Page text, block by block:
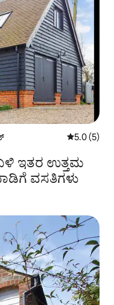
5 ರಲ್ಲಿ 5.0
5.0 (5)
ಇತರ ಉತ್ತಮ
ವಸತಿಗಳು